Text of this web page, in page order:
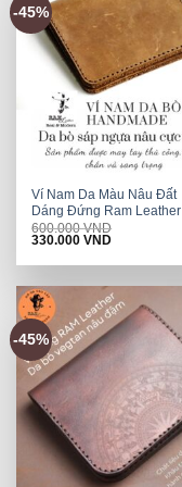
-45%
Ví Nam Da Màu Nâu Đất
Dáng Đứng Ram Leather
600.000VND
Original
was:
330.000VNDCurrent
is:
-45%